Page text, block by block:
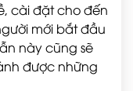
cài đặt cho đến
mới bắt đầu
này cũng sẽ
được những